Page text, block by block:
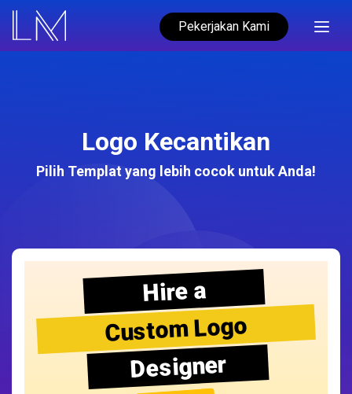
Pekerjakan Kami
Logo Kecantikan
Pilih Templat yang lebih cocok untuk Anda!
Hire a
Custom Logo
Designer